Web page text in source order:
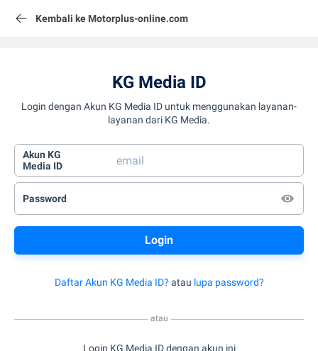
Kembali ke Motorplus-online.com
KG Media ID
Login dengan Akun KG Media ID untuk menggunakan layanan-
layanan dari KG Media.
Akun KG
Media ID
Password
Daftar Akun KG Media ID? atau lupa password?
atau
Login KG Media ID dengan akun ini